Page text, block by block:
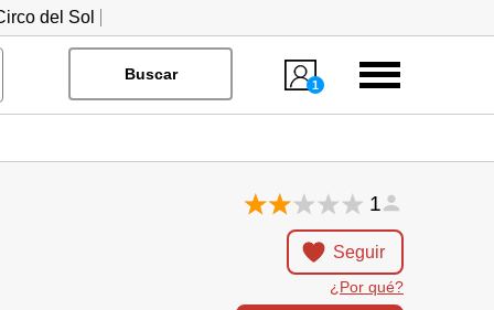
del Sol
Buscar
1
Menú
1
Seguir
¿Por qué?